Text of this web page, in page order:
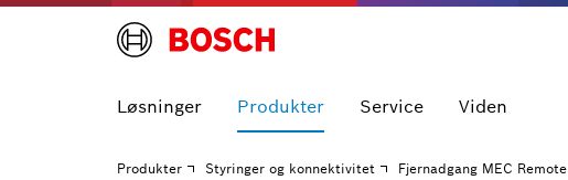
Løsninger Produkter Service Viden
Produkter Styringer og konnektivitet Fjernadgang MEC Remote